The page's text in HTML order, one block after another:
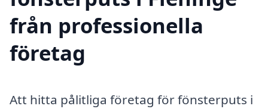
från professionella
företag
Att hitta pålitliga företag för fönsterputs i